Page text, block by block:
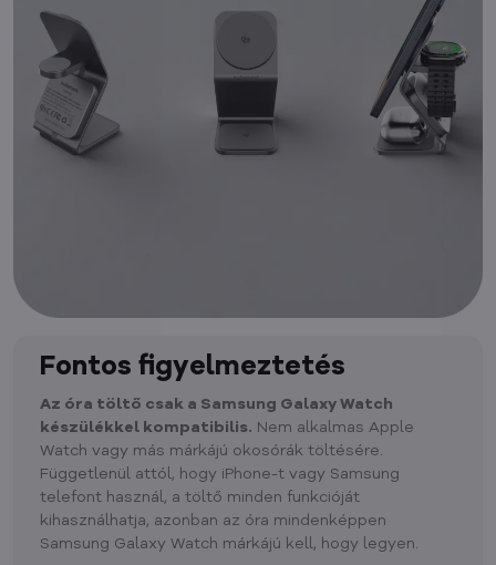
Fontos figyelmeztetés
Az óra töltő csak a Samsung Galaxy Watch
készülékkel kompatibilis. Nem alkalmas Apple
Watch vagy más márkájú okosórák töltésére.
Függetlenül attól, hogy iPhone-t vagy Samsung
telefont használ, a töltő minden funkcióját
kihasználhatja, azonban az óra mindenképpen
Samsung Galaxy Watch márkájú kell, hogy legyen.